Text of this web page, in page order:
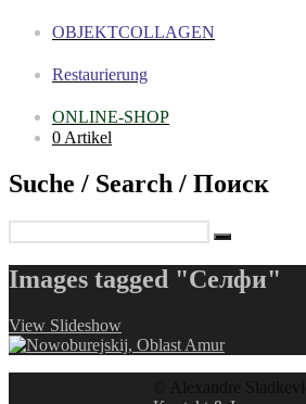
OBJEKTCOLLAGEN
Restaurierung
ONLINE-SHOP
0 Artikel
Suche / Search / Поиск
Images tagged "Селфи"
View Slideshow